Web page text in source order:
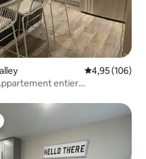
Note
4,95 (106)
entier